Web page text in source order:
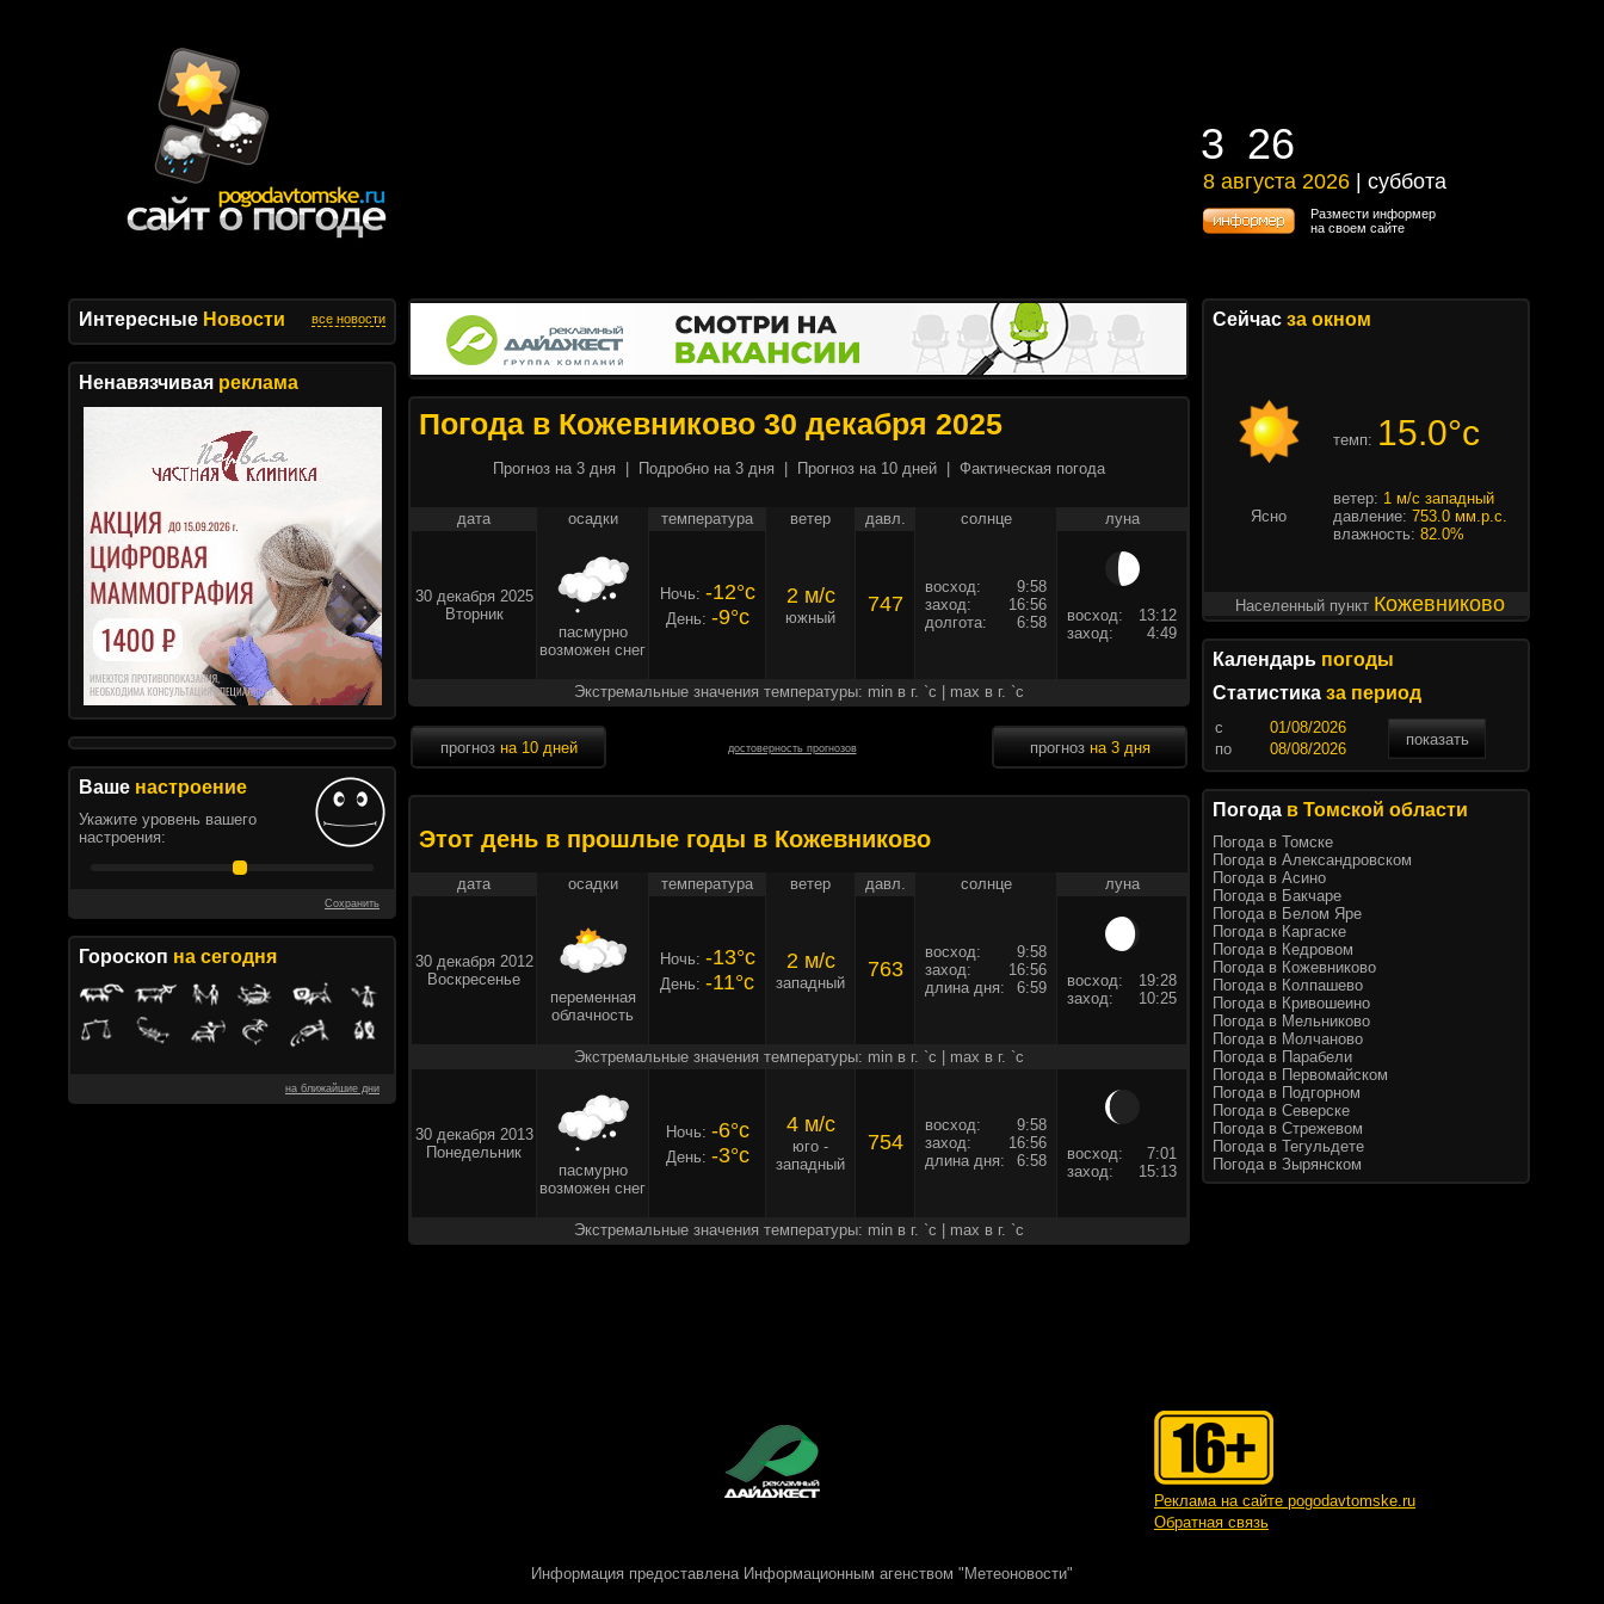
3 26
3 26
8 августа 2026 | суббота
8 августа 2026 | суббота
Размести информер
на своем сайте
Интересные Новости все новости
Ненавязчивая реклама
Ваше настроение
Укажите уровень вашего
настроения:
Сохранить
Гороскоп на сегодня
на ближайшие дни
Погода в Кожевниково 30 декабря 2025
Прогноз на 3 дня Подробно на 3 дня Прогноз на 10 дней Фактическая погода
дата осадки температура ветер давл. солнце луна
30 декабря 2025
Вторник
пасмурно
возможен снег
Ночь: -12°c
День: -9°c
2 м/c
южный
747
восход:
9:58
заход:
16:56
долгота:
6:58 восход:
13:12
заход:
4:49
Экстремальные значения температуры: min в г. `c | max в г. `c
прогноз на 10 дней достоверность прогнозов прогноз на 3 дня
Этот день в прошлые годы в Кожевниково
дата осадки температура ветер давл. солнце луна
30 декабря 2012
Воскресенье
переменная
облачность
Ночь: -13°c
День: -11°c
2 м/c
западный
763
восход:
9:58
заход:
16:56
длина дня:
6:59 восход:
19:28
заход:
10:25
Экстремальные значения температуры: min в г. `c | max в г. `c
30 декабря 2013
Понедельник
пасмурно
возможен снег
Ночь: -6°c
День: -3°c
4 м/c
юго -
западный
754
восход:
9:58
заход:
16:56
длина дня:
6:58 восход:
7:01
заход:
15:13
Экстремальные значения температуры: min в г. `c | max в г. `c
Сейчас за окном
темп: 15.0°c
Ясно
ветер: 1 м/с западный
давление: 753.0 мм.р.с.
влажность: 82.0%
Населенный пункт Кожевниково
Календарь погоды
Статистика за период
c
показать
по
Погода в Томской области
Погода в Томске
Погода в Александровском
Погода в Асино
Погода в Бакчаре
Погода в Белом Яре
Погода в Каргаске
Погода в Кедровом
Погода в Кожевниково
Погода в Колпашево
Погода в Кривошеино
Погода в Мельниково
Погода в Молчаново
Погода в Парабели
Погода в Первомайском
Погода в Подгорном
Погода в Северске
Погода в Стрежевом
Погода в Тегульдете
Погода в Зырянском
Реклама на сайте pogodavtomske.ru
Обратная связь
Информация предоставлена Информационным агенством "Метеоновости"